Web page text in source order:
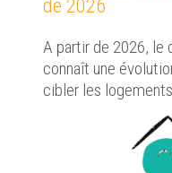
de 2026
A partir de 2026,
connaît une
cibler les